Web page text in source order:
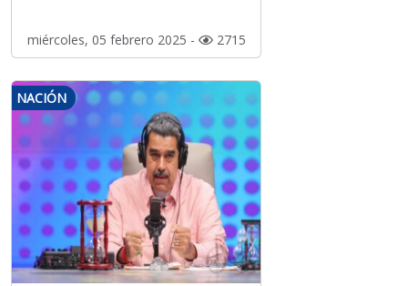
miércoles, 05 febrero 2025 - 2715
NACIÓN